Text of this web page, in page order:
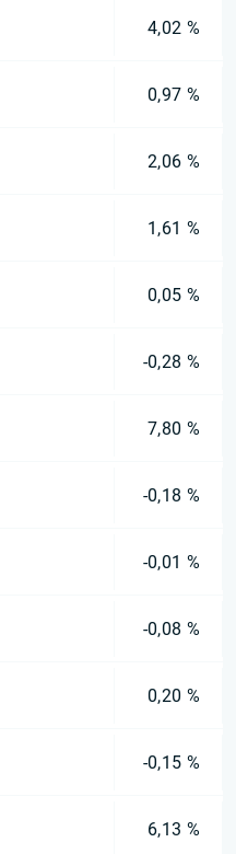
4,02 %
0,97 %
2,06 %
1,61 %
0,05 %
-0,28 %
7,80 %
-0,18 %
-0,01 %
-0,08 %
0,20 %
-0,15 %
6,13 %